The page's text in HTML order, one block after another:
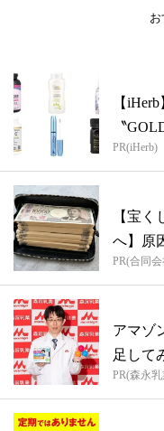
【
〝
PR(iHerb)
【宝
へ】原
PR(合同
アマゾ
足して
PR(森永